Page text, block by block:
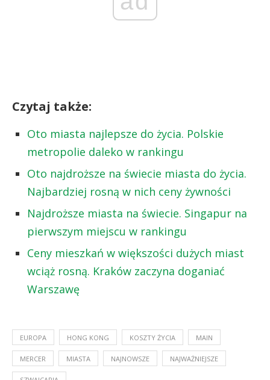
Czytaj także:
Oto miasta najlepsze do życia. Polskie
metropolie daleko w rankingu
Oto najdroższe na świecie miasta do życia.
Najbardziej rosną w nich ceny żywności
Najdroższe miasta na świecie. Singapur na
pierwszym miejscu w rankingu
Ceny mieszkań w większości dużych miast
wciąż rosną. Kraków zaczyna doganiać
Warszawę
EUROPA HONG KONG KOSZTY ŻYCIA MAIN
MERCER MIASTA NAJNOWSZE NAJWAŻNIEJSZE